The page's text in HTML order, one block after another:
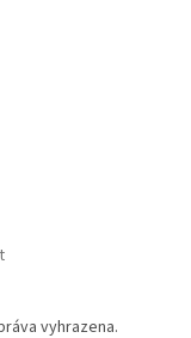
vyhrazena.